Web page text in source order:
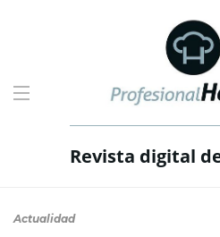
Revista digital
Actualidad